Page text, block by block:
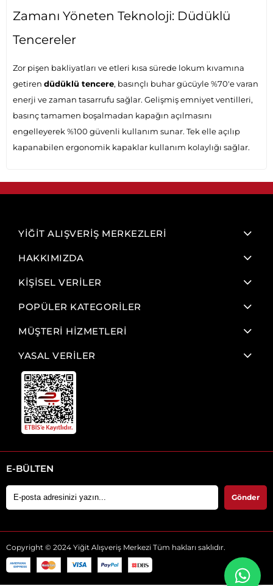
Zamanı Yöneten Teknoloji: Düdüklü
Tencereler
Zor pişen bakliyatları ve etleri kısa sürede lokum kıvamına
getiren düdüklü tencere, basınçlı buhar gücüyle %70'e varan
enerji ve zaman tasarrufu sağlar. Gelişmiş emniyet ventilleri,
basınç tamamen boşalmadan kapağın açılmasını
engelleyerek %100 güvenli kullanım sunar. Tek elle açılıp
kapanabilen ergonomik kapaklar kullanım kolaylığı sağlar.
YİĞİT ALIŞVERİŞ MERKEZLERİ
HAKKIMIZDA
KİŞİSEL VERİLER
POPÜLER KATEGORİLER
MÜŞTERİ HİZMETLERİ
YASAL VERİLER
E-BÜLTEN
Gönder
Copyright © 2024 Yiğit Alışveriş Merkezi Tüm hakları saklıdır.